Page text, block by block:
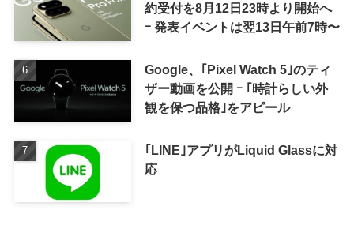
約受付を8月12日23時より開始へ
ｰ 発表イベントは翌13日午前7時〜
Google、｢Pixel Watch 5｣のティ
ザー動画を公開 ｰ ｢時計らしい外
観を保つ品格｣をアピール
｢LINE｣アプリがLiquid Glassに対
応